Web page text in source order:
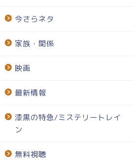
今さらネタ
家族・関係
映画
最新情報
漆黒の特急/ミステリートレイ
ン
無料視聴